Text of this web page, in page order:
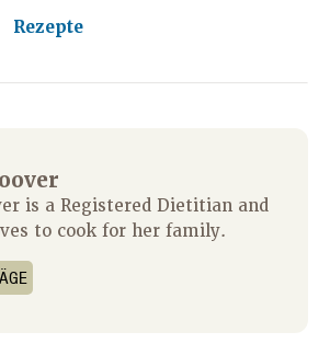
Rezepte
is a Registered Dietitian and
to cook for her family.